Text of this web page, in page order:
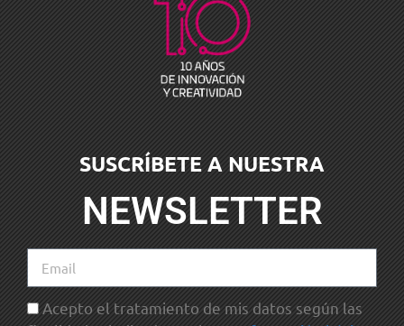
SUSCRÍBETE A NUESTRA
NEWSLETTER
Acepto el tratamiento de mis datos según las